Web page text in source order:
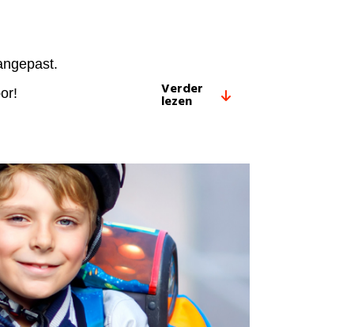
Verder
lezen